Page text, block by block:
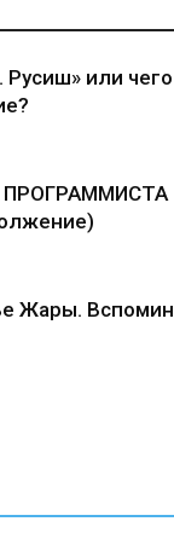
Русиш» или
Жары.